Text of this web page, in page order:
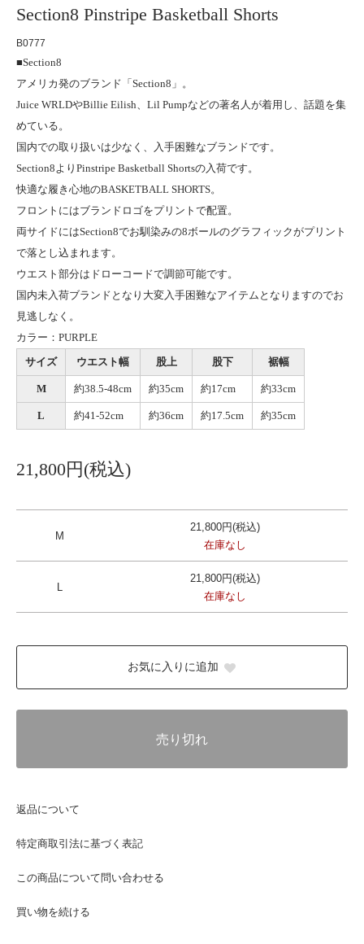
Section8 Pinstripe Basketball Shorts
B0777
■Section8
アメリカ発のブランド「Section8」。
Juice WRLDやBillie Eilish、Lil Pumpなどの著名人が着用し、話題を集
めている。
国内での取り扱いは少なく、入手困難なブランドです。
Section8よりPinstripe Basketball Shortsの入荷です。
快適な履き心地のBASKETBALL SHORTS。
フロントにはブランドロゴをプリントで配置。
両サイドにはSection8でお馴染みの8ボールのグラフィックがプリント
で落とし込まれます。
ウエスト部分はドローコードで調節可能です。
国内未入荷ブランドとなり大変入手困難なアイテムとなりますのでお
見逃しなく。
カラー：PURPLE
サイズ
ウエスト幅 股上 股下 裾幅
M 約38.5-48cm 約35cm 約17cm 約33cm
L 約41-52cm 約36cm 約17.5cm 約35cm
21,800円(税込)
M
21,800円(税込)
在庫なし
21,800円(税込)
在庫なし
お気に入りに追加
売り切れ
返品について
特定商取引法に基づく表記
この商品について問い合わせる
買い物を続ける